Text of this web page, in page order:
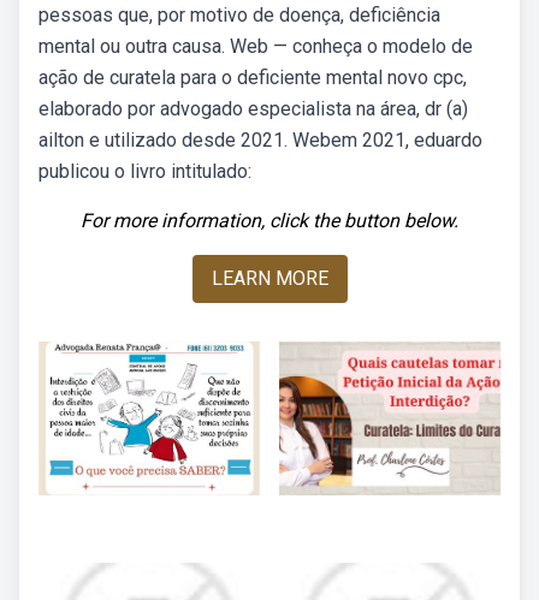
pessoas que, por motivo de doença, deficiência
mental ou outra causa. Web — conheça o modelo de
ação de curatela para o deficiente mental novo cpc,
elaborado por advogado especialista na área, dr (a)
ailton e utilizado desde 2021. Webem 2021, eduardo
publicou o livro intitulado:
For more information, click the button below.
LEARN MORE